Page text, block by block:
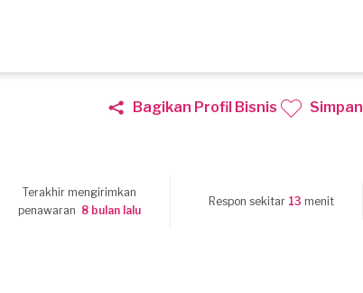
Bagikan Profil Bisnis Simpan
Terakhir mengirimkan
penawaran 8 bulan lalu
Respon sekitar 13 menit